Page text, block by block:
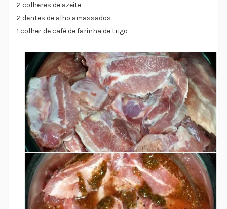
2 colheres de azeite
2 dentes de alho amassados
1 colher de café de farinha de trigo